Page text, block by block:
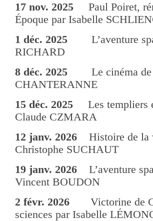
17 nov. 2025 Paul Poiret,
Époque par Isabelle
1 déc. 2025 L’aventure
RICHARD
8 déc. 2025 Le cinéma de
CHANTERANNE
15 déc. 2025 Les templiers
Claude CZMARA
12 janv. 2026 Histoire de la
Christophe SUCHAUT
19 janv. 2026 L’aventure
Vincent BOUDON
2 févr. 2026 Victorine de
sciences par Isabelle